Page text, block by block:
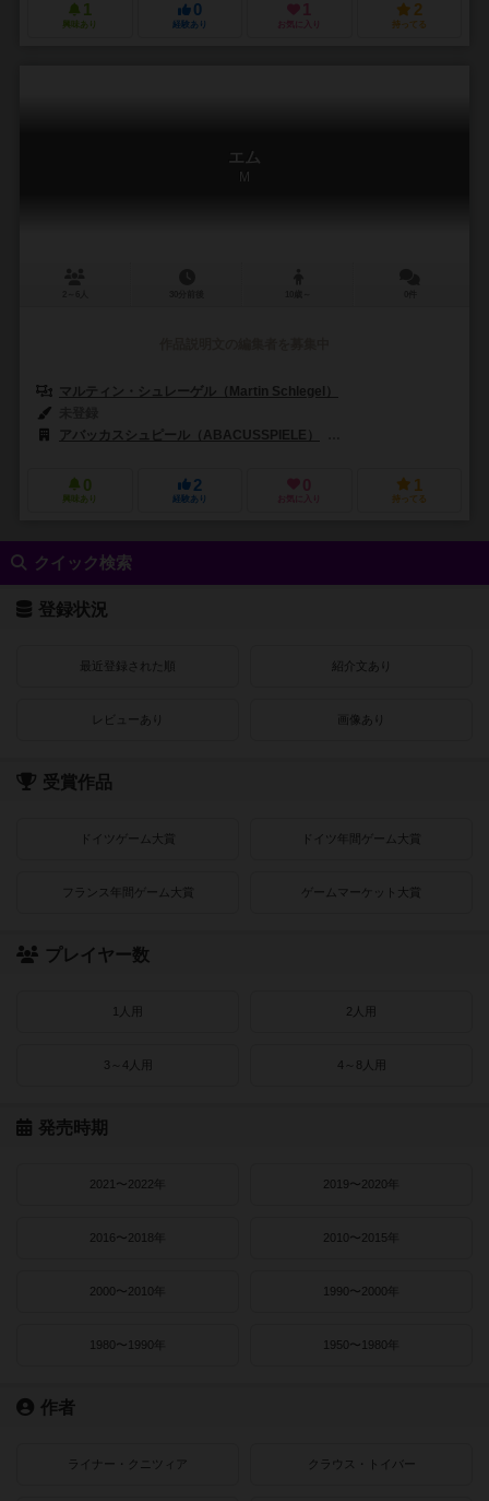
1
興味あり
0
経験あり
1
お気に入り
2
持ってる
エム
M
マルティン・シュレーゲル（Martin Schlegel）
アバッカスシュピール（ABACUSSPIELE）
0
興味あり
2
経験あり
0
お気に入り
1
持ってる
クイック検索
登録状況
最近登録された順 紹介文あり
レビューあり 画像あり
受賞作品
ドイツゲーム大賞 ドイツ年間ゲーム大賞
フランス年間ゲーム大賞 ゲームマーケット大賞
プレイヤー数
1人用 2人用
3～4人用 4～8人用
発売時期
2021〜2022年 2019〜2020年
2016〜2018年 2010〜2015年
2000〜2010年 1990〜2000年
1980〜1990年 1950〜1980年
作者
ライナー・クニツィア クラウス・トイバー